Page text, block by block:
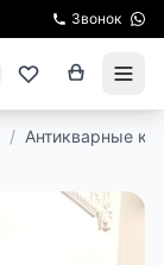
Звонок
/ Антикварные